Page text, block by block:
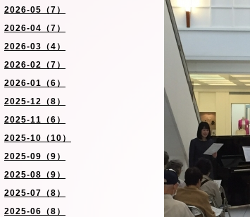
2026-05（7）
2026-04（7）
2026-03（4）
2026-02（7）
2026-01（6）
2025-12（8）
2025-11（6）
2025-10（10）
2025-09（9）
2025-08（9）
2025-07（8）
2025-06（8）